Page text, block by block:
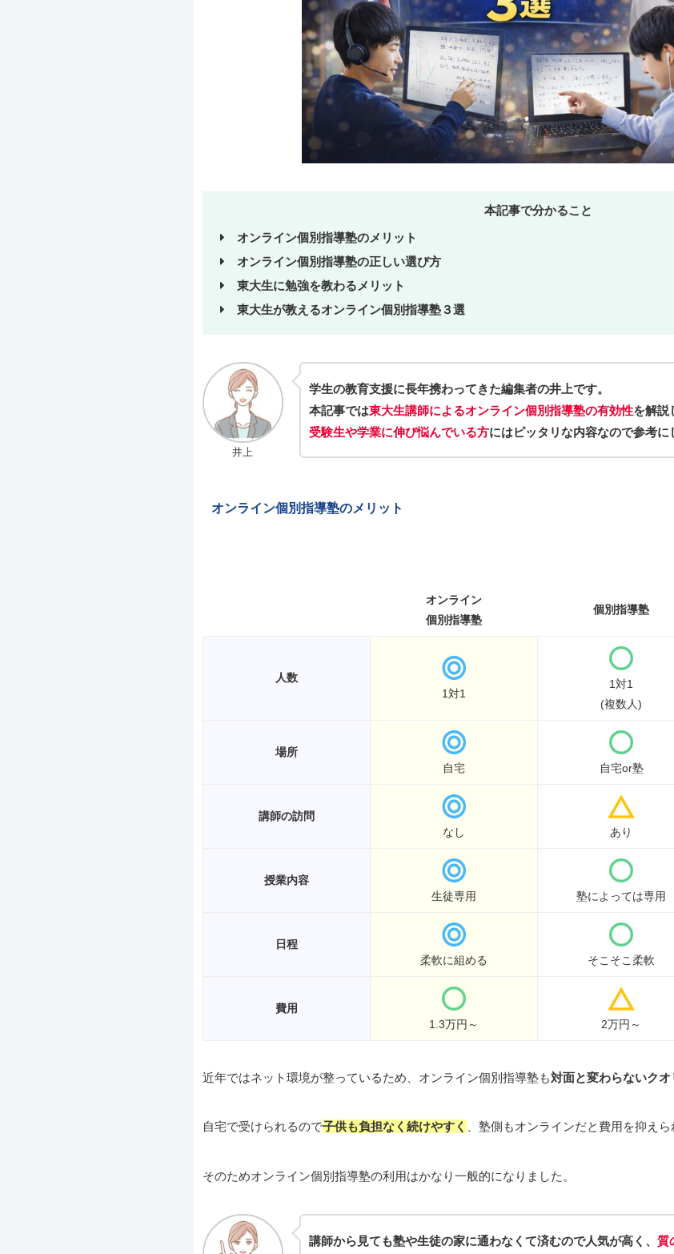
本記事で分かること
オンライン個別指導塾のメリット
オンライン個別指導塾の正しい選び方
東大生に勉強を教わるメリット
東大生が教えるオンライン個別指導塾３選
井上
学生の教育支援に長年携わってきた編集者の井上です。
本記事では東大生講師によるオンライン個別指導塾の有効性を解説
受験生や学業に伸び悩んでいる方にはピッタリな内容なので参考に
オンライン個別指導塾のメリット
オンライン
個別指導塾
個別指導塾
人数
1対1
1対1
(複数人)
場所
自宅
自宅or塾
講師の訪問
なし
あり
授業内容
生徒専用
塾によっては専用
日程
柔軟に組める
そこそこ柔軟
費用
1.3万円～
2万円～
近年ではネット環境が整っているため、オンライン個別指導塾も対面と変わらないクオ
自宅で受けられるので子供も負担なく続けやすく 、塾側もオンラインだと費用を抑え
そのためオンライン個別指導塾の利用はかなり一般的になりました。
講師から見ても塾や生徒の家に通わなくて済むので人気が高く、 質